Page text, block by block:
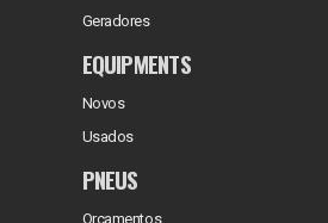
Geradores
EQUIPMENTS
Novos
Usados
PNEUS
Orçamentos